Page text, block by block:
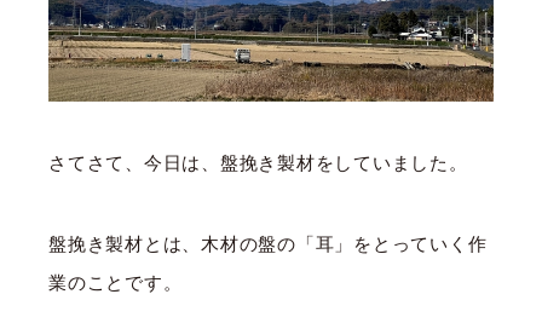
さてさて、今日は、盤挽き製材をしていました。
盤挽き製材とは、木材の盤の「耳」をとっていく作
業のことです。